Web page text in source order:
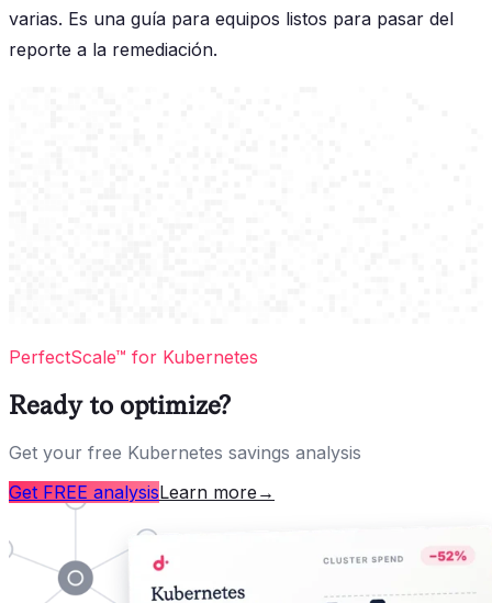
varias. Es una guía para equipos listos para pasar del
reporte a la remediación.
PerfectScale™ for Kubernetes
Ready to optimize?
Get your free Kubernetes savings analysis
Get FREE analysisLearn more →